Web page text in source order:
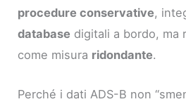
procedure conservative,
database digitali a bordo, ma
come misura ridondante.
Perché i dati ADS-B non